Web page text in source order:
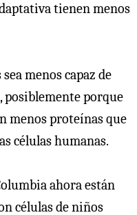
tienen menos
menos capaz de
posiblemente porque
menos proteínas que
células humanas.
ahora están
células de niños